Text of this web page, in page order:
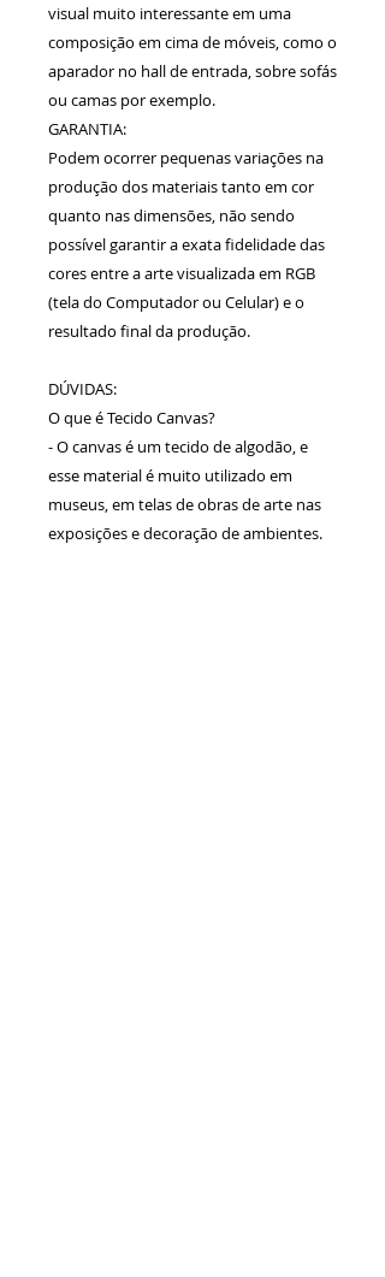
visual muito interessante em uma
composição em cima de móveis, como o
aparador no hall de entrada, sobre sofás
ou camas por exemplo.
GARANTIA:
Podem ocorrer pequenas variações na
produção dos materiais tanto em cor
quanto nas dimensões, não sendo
possível garantir a exata fidelidade das
cores entre a arte visualizada em RGB
(tela do Computador ou Celular) e o
resultado final da produção.
DÚVIDAS:
O que é Tecido Canvas?
- O canvas é um tecido de algodão, e
esse material é muito utilizado em
museus, em telas de obras de arte nas
exposições e decoração de ambientes.